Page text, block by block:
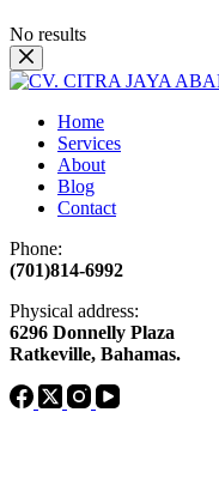
No results
Home
Services
About
Blog
Contact
Phone:
(701)814-6992
Physical address:
​6296 Donnelly Plaza
Ratkeville, ​Bahamas.